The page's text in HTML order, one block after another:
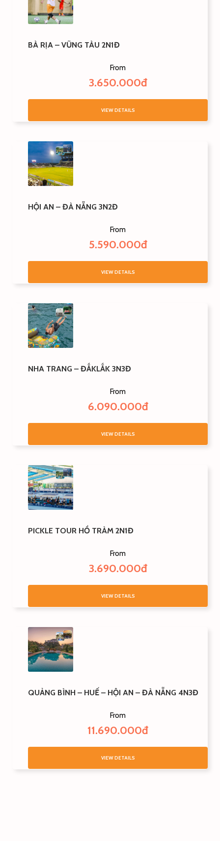
BÀ RỊA – VŨNG TÀU 2N1Đ
From
3.650.000đ
VIEW DETAILS
HỘI AN – ĐÀ NẴNG 3N2Đ
From
5.590.000đ
VIEW DETAILS
NHA TRANG – ĐẮKLẮK 3N3Đ
From
6.090.000đ
VIEW DETAILS
PICKLE TOUR HỒ TRÀM 2N1Đ
From
3.690.000đ
VIEW DETAILS
QUẢNG BÌNH – HUẾ – HỘI AN – ĐÀ NẴNG 4N3Đ
From
11.690.000đ
VIEW DETAILS